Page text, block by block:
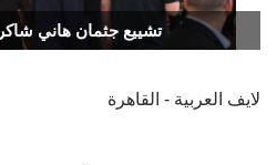
تشييع جثمان هاني
لايف العربية - القاهرة